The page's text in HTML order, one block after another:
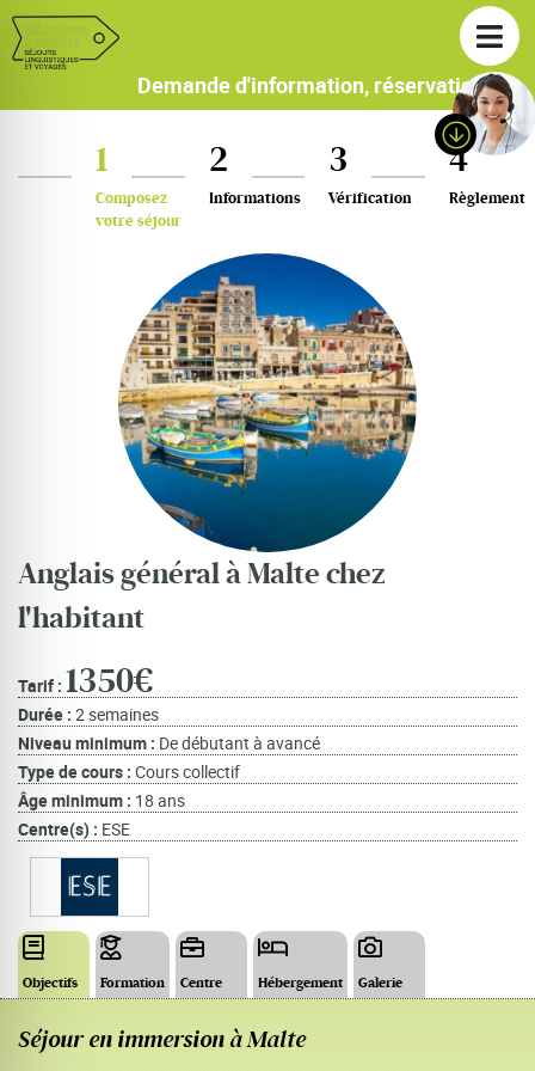
Demande d'information, réservation
1
Composez
votre séjour
2
Informations
3
Vérification
4
Règlement
Anglais général à Malte chez
l'habitant
Tarif : 1350€
Durée : 2 semaines
Niveau minimum : De débutant à avancé
Type de cours : Cours collectif
Âge minimum : 18 ans
Centre(s) : ESE
Objectifs Formation Centre Hébergement Galerie
Séjour en immersion à Malte
Apprentissage en anglais général à Malte
Centre de langues à Saint Julian’s à Malte
Séjour en immersion chez l’habitant à Malte
partir ? Devis & contact